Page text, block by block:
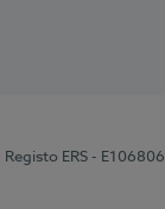
| Registo ERS - E106806